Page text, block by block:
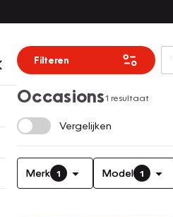
Filteren
Occasions1 resultaat
Vergelijken
Merk 1 Model 1